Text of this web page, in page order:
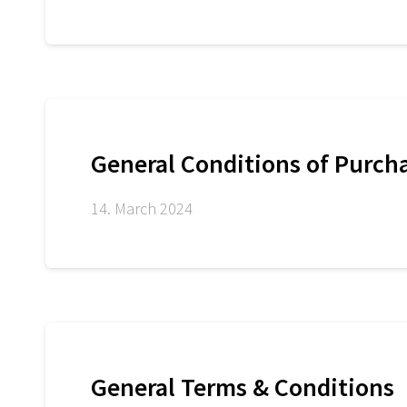
General Conditions of
14. March 2024
General Terms & Conditions